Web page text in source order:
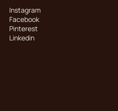
Instagram
Facebook
Pinterest
Linkedin